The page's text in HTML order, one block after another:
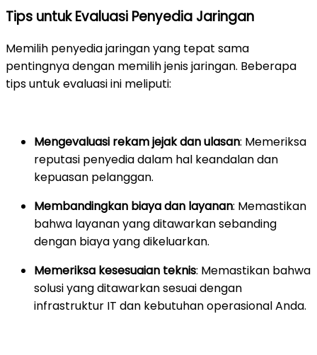
Tips untuk Evaluasi Penyedia Jaringan
Memilih penyedia jaringan yang tepat sama
pentingnya dengan memilih jenis jaringan. Beberapa
tips untuk evaluasi ini meliputi:
Mengevaluasi rekam jejak dan ulasan: Memeriksa
reputasi penyedia dalam hal keandalan dan
kepuasan pelanggan.
Membandingkan biaya dan layanan: Memastikan
bahwa layanan yang ditawarkan sebanding
dengan biaya yang dikeluarkan.
Memeriksa kesesuaian teknis: Memastikan bahwa
solusi yang ditawarkan sesuai dengan
infrastruktur IT dan kebutuhan operasional Anda.